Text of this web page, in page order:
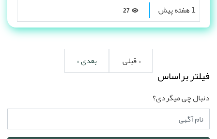
1 هفته پیش
« قبلی بعدی »
فیلتر براساس
دنبال چی میگردی؟